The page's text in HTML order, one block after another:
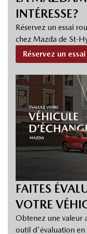
INTÉRESSE?
Réservez un essai
chez Mazda de St-
Réservez un
FAITES
VOTRE
Obtenez une valeur
outil d'évaluation en